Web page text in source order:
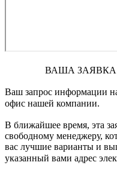
ВАША
Ваш запрос информации
офис нашей компании.
В ближайшее время, эта
свободному менеджеру,
вас лучшие варианты и
указанный вами адрес